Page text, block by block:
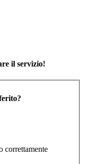
il servizio!
correttamente